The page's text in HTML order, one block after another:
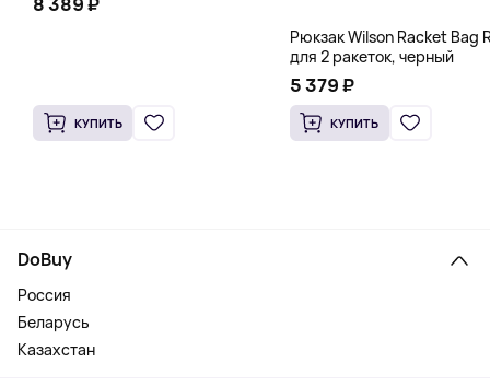
8 389 ₽
КУПИТЬ
Рюкзак Wilson Racket Bag
для 2 ракеток, черный
5 379 ₽
КУПИТЬ
DoBuy
Россия
Беларусь
Казахстан